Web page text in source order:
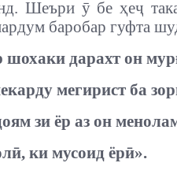
Шеъри ӯ бе ҳеҷ
баробар гуфта
дарахт он
мегирист ба
зи ёр аз он
ки мусоид ёрӣ».